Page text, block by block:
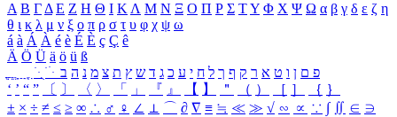
Α Β ΓΔ Ε Ζ Η Θ Ι ΚΛ Μ Ν Ξ Ο Π Ρ Σ ΤΥ Φ Χ Ψ Ω α β γ δ ε ζ η
θ ι κ λ μ ν ξ ο π ρ σ τ υ φ χ ψ ω
á à Á À é è É È ç Ç ê
Ä Ö Ü ä ö ü ß
ִֶֹ ֻּ ׁׂ פ ם ן ו ט א ר ק ף ך ל ח י ע כ ג ד ש ץ ת צ מ נ ה ב
‘ ’ “ ” 〔 〕 〈 〉 「 」 『 』 【 】 ＂ （ ） ［ ］ ｛ ｝
± × ÷ ≠ ≤ ≥ ∞ ∴ ♂ ♀ ∠ ⊥ ⌒ ∂ ∇ ≡ ≒ ≪ ≫ √ ∽ ∝ ∵ ∫ ∬ ∈ ∋